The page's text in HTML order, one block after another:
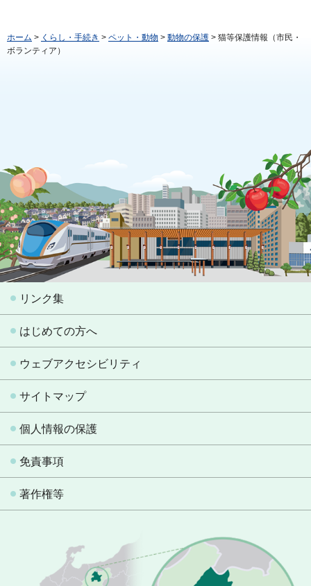
ホーム > くらし・手続き > ペット・動物 > 動物の保護 > 猫等保護情報（市民・
ボランティア）
リンク集
はじめての方へ
ウェブアクセシビリティ
サイトマップ
個人情報の保護
免責事項
著作権等